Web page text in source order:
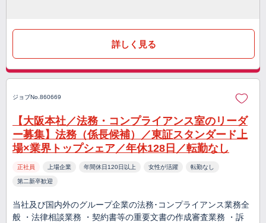
詳しく見る
ジョブNo.860669
【大阪本社／法務・コンプライアンス室のリーダ
ー募集】法務（係長候補）／東証スタンダード上
場×業界トップシェア／年休128日／転勤なし
正社員 上場企業 年間休日120日以上 女性が活躍 転勤なし
第二新卒歓迎
当社及び国内外のグループ企業の法務･コンプライアンス業務全
般 ・法律相談業務 ・契約書等の重要文書の作成審査業務 ・訴